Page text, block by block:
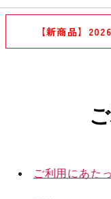
【新商品】
ご利用にあた